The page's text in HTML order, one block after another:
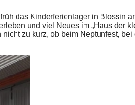
das Kinderferienlager in Blossin
und viel Neues im „Haus der
nicht zu kurz, ob beim Neptunfest, bei